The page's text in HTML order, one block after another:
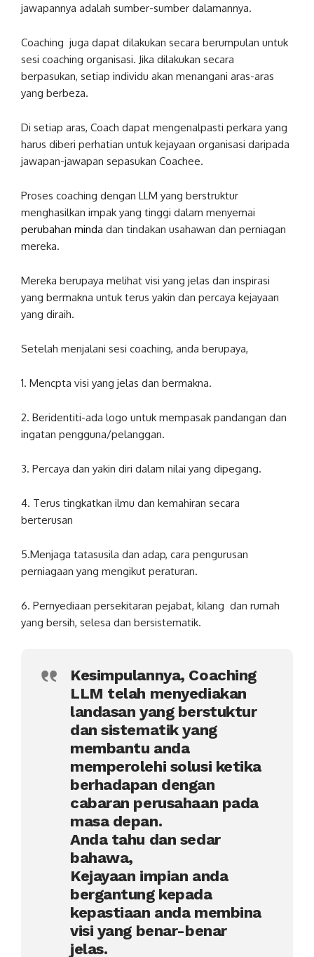
jawapannya adalah sumber-sumber dalamannya.
Coaching juga dapat dilakukan secara berumpulan untuk
sesi coaching organisasi. Jika dilakukan secara
berpasukan, setiap individu akan menangani aras-aras
yang berbeza.
Di setiap aras, Coach dapat mengenalpasti perkara yang
harus diberi perhatian untuk kejayaan organisasi daripada
jawapan-jawapan sepasukan Coachee.
Proses coaching dengan LLM yang berstruktur
menghasilkan impak yang tinggi dalam menyemai
perubahan minda dan tindakan usahawan dan perniagan
mereka.
Mereka berupaya melihat visi yang jelas dan inspirasi
yang bermakna untuk terus yakin dan percaya kejayaan
yang diraih.
Setelah menjalani sesi coaching, anda berupaya,
1. Mencpta visi yang jelas dan bermakna.
2. Beridentiti-ada logo untuk mempasak pandangan dan
ingatan pengguna/pelanggan.
3. Percaya dan yakin diri dalam nilai yang dipegang.
4. Terus tingkatkan ilmu dan kemahiran secara
berterusan
5.Menjaga tatasusila dan adap, cara pengurusan
perniagaan yang mengikut peraturan.
6. Pernyediaan persekitaran pejabat, kilang dan rumah
yang bersih, selesa dan bersistematik.
Kesimpulannya, Coaching
LLM telah menyediakan
landasan yang berstuktur
dan sistematik yang
membantu anda
memperolehi solusi ketika
berhadapan dengan
cabaran perusahaan pada
masa depan.
Anda tahu dan sedar
bahawa,
Kejayaan impian anda
bergantung kepada
kepastiaan anda membina
visi yang benar-benar
jelas.